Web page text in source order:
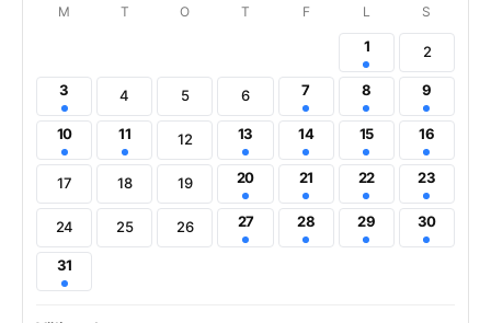
M T O T F L S
1 2
3 4 5 6 7 8 9
10 11 12 13 14 15 16
17 18 19 20 21 22 23
24 25 26 27 28 29 30
31